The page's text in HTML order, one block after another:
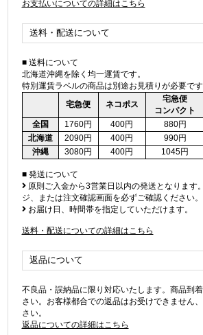
お支払いについての詳細はこちら
送料・配送について
■ 送料について
北海道沖縄を除く均一運賃です。
特別運賃ラベルの商品は別途お見積りが必要です
宅急便
ネコポス
宅急便
コンパクト
全国
1760円 400円 880円
北海道
2090円 400円 990円
沖縄
3080円 400円 1045円
■ 発送について
原則ご入金から3営業日以内の発送となります
ジ、または注文確認画面を必ずご確認ください。
お届け日、時間帯を指定していただけます。
送料・配送についての詳細はこちら
返品について
不良品・誤納品に限り対応いたします。商品到
さい。お客様都合での返品はお受けできません
さい。
返品についての詳細はこちら